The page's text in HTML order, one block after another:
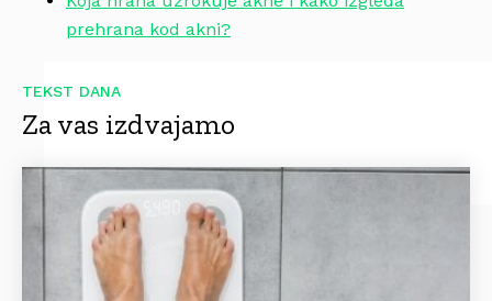
prehrana kod akni?
TEKST DANA
Za vas izdvajamo